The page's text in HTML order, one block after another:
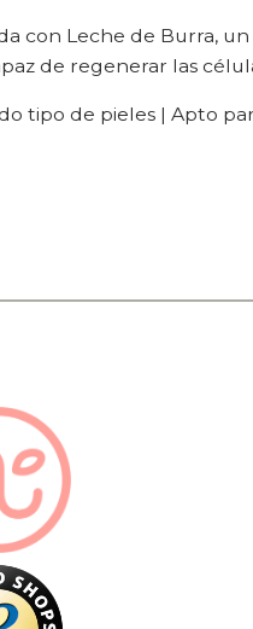
con Leche de Burra,
de regenerar las
tipo de pieles | Apto